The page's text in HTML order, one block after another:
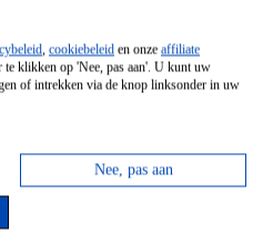
, cookiebeleid en onze affiliate
te klikken op 'Nee, pas aan'. U kunt uw
of intrekken via de knop linksonder in uw
Nee, pas aan